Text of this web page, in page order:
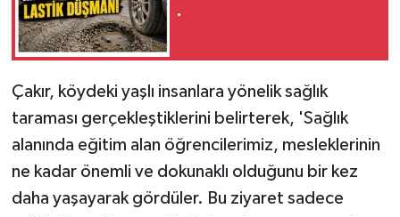
.
Çakır, köydeki yaşlı insanlara yönelik sağlık
taraması gerçekleştiklerini belirterek, 'Sağlık
alanında eğitim alan öğrencilerimiz, mesleklerinin
ne kadar önemli ve dokunaklı olduğunu bir kez
daha yaşayarak gördüler. Bu ziyaret sadece